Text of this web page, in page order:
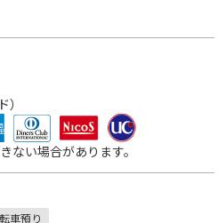
アメリカン・エキスプレス
ダイナースクラブカード
三菱UFJニコス
UCカード
ない場合があります。
車預り